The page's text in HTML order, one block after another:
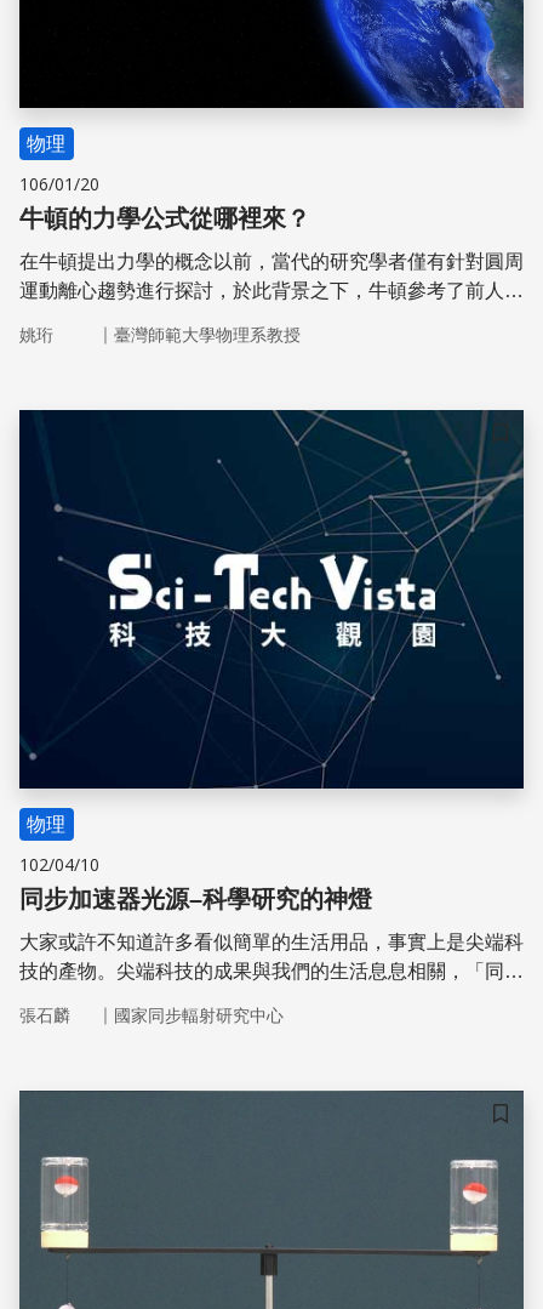
物理
106/01/20
牛頓的力學公式從哪裡來？
在牛頓提出力學的概念以前，當代的研究學者僅有針對圓周
運動離心趨勢進行探討，於此背景之下，牛頓參考了前人的
落地加速度的內涵，提出了向心力與萬有引力的想法，為古
姚珩 ｜ 臺灣師範大學物理系教授
儲存
物理
102/04/10
同步加速器光源–科學研究的神燈
大家或許不知道許多看似簡單的生活用品，事實上是尖端科
技的產物。尖端科技的成果與我們的生活息息相關，「同步
張石麟 ｜ 國家同步輻射研究中心
儲存